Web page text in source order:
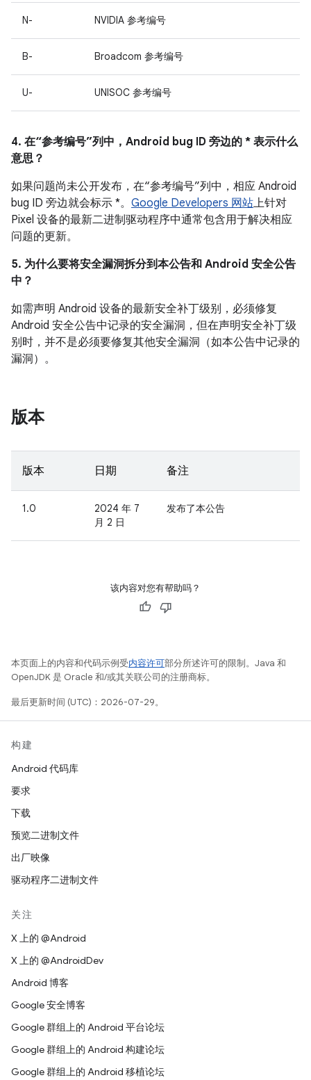
N- NVIDIA 参考编号
B- Broadcom 参考编号
U- UNISOC 参考编号
4. 在“参考编号”列中，Android bug ID 旁边的 * 表示什么
意思？
如果问题尚未公开发布，在“参考编号”列中，相应 Android
bug ID 旁边就会标示 *。 Google Developers 网站上针对
Pixel 设备的最新二进制驱动程序中通常包含用于解决相应
问题的更新。
5. 为什么要将安全漏洞拆分到本公告和 Android 安全公告
中？
如需声明 Android 设备的最新安全补丁级别，必须修复
Android 安全公告中记录的安全漏洞，但在声明安全补丁级
别时，并不是必须要修复其他安全漏洞（如本公告中记录的
漏洞）。
版本
版本 日期 备注
1.0
2024 年 7
月 2 日
发布了本公告
该内容对您有帮助吗？
本页面上的内容和代码示例受内容许可部分所述许可的限制。Java 和
OpenJDK 是 Oracle 和/或其关联公司的注册商标。
最后更新时间 (UTC)：2026-07-29。
构建
Android 代码库
要求
下载
预览二进制文件
出厂映像
驱动程序二进制文件
关注
X 上的 @Android
X 上的 @AndroidDev
Android 博客
Google 安全博客
Google 群组上的 Android 平台论坛
Google 群组上的 Android 构建论坛
Google 群组上的 Android 移植论坛